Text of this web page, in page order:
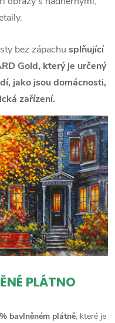
bez zápachu splňující
Gold, který je určený
jako jsou domácnosti,
zařízení.
PLÁTNO
bavlněném plátně, které je